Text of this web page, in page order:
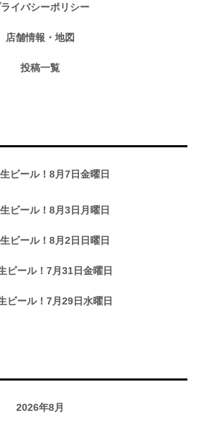
イバシーポリシー
店舗情報・地図
投稿一覧
ビール！8月7日金曜日
ビール！8月3日月曜日
ビール！8月2日日曜日
ビール！7月31日金曜日
ビール！7月29日水曜日
2026年8月